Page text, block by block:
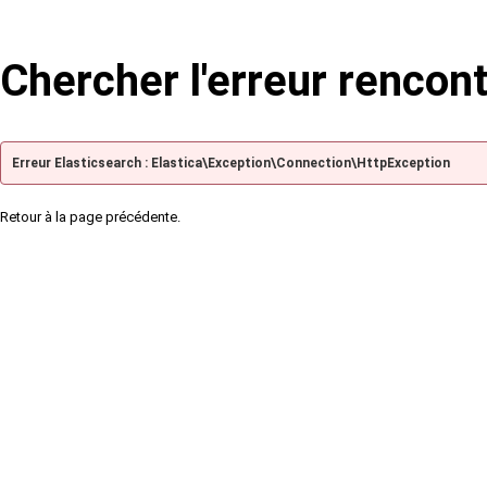
Chercher l'erreur
Erreur Elasticsearch : Elastica\Exception\Connection\HttpException
Retour à la page précédente.